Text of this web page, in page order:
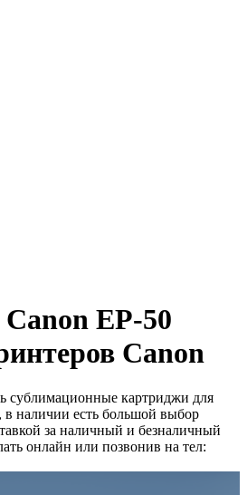
EP-50
Canon
сублимационные картриджи для
в наличии есть большой выбор
за наличный и безналичный
онлайн или позвонив на тел: